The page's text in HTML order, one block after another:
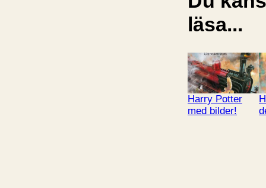
läsa...
Harry Potter
med bilder!